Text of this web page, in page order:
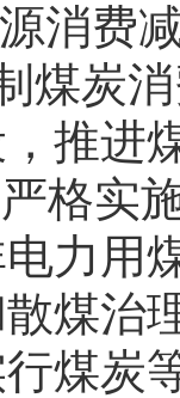
消费
煤炭
推进
格实
力用
煤治
煤炭